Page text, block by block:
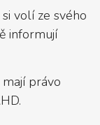
volí ze svého
informují
právo